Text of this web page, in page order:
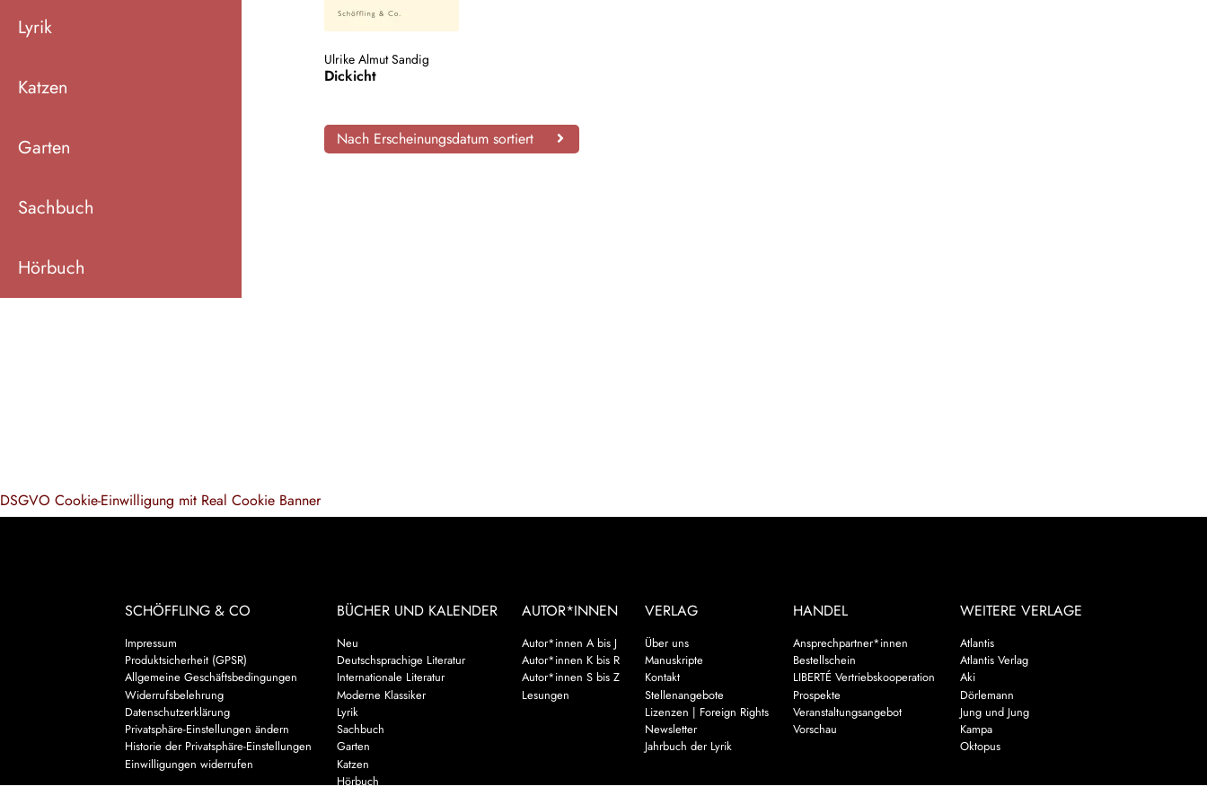
Lyrik
Katzen
Garten
Sachbuch
Hörbuch
Ulrike Almut Sandig
Dickicht
Nach Erscheinungsdatum sortiert
SCHÖFFLING & CO
Impressum
Produktsicherheit (GPSR)
Allgemeine Geschäftsbedingungen
Widerrufsbelehrung
Datenschutzerklärung
Privatsphäre-Einstellungen ändern
Historie der Privatsphäre-Einstellungen
Einwilligungen widerrufen
BÜCHER UND KALENDER
Neu
Deutschsprachige Literatur
Internationale Literatur
Moderne Klassiker
Lyrik
Sachbuch
Garten
Katzen
Hörbuch
AUTOR*INNEN
Autor*innen A bis J
Autor*innen K bis R
Autor*innen S bis Z
Lesungen
VERLAG
Über uns
Manuskripte
Kontakt
Stellenangebote
Lizenzen | Foreign Rights
Newsletter
Jahrbuch der Lyrik
HANDEL
Ansprechpartner*innen
Bestellschein
LIBERTÉ Vertriebskooperation
Prospekte
Veranstaltungsangebot
Vorschau
WEITERE VERLAGE
Atlantis
Atlantis Verlag
Aki
Dörlemann
Jung und Jung
Kampa
Oktopus
DSGVO Cookie-Einwilligung mit Real Cookie Banner